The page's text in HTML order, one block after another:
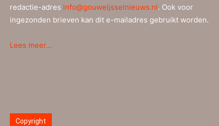
redactie-adres info@gouweijsselnieuws.nl. Ook voor
ingezonden brieven kan dit e-mailadres gebruikt worden.
Lees meer…
Copyright